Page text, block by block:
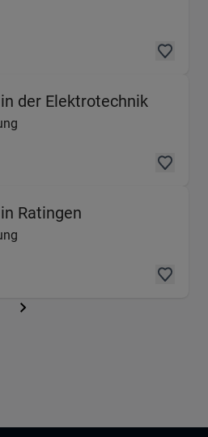
der Elektrotechnik
Ratingen